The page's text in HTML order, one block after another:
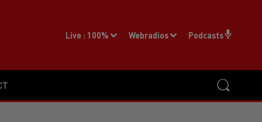
Live : 100% Webradios Podcasts